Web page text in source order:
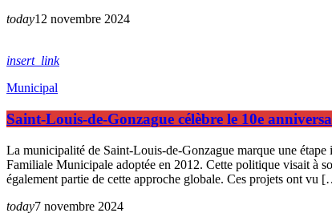
today12 novembre 2024
insert_link
Municipal
Saint-Louis-de-Gonzague célèbre le 10e
La municipalité de Saint-Louis-de-Gonzague marque une
Familiale Municipale adoptée en 2012. Cette politique visait à
également partie de cette approche globale. Ces projets ont vu
today7 novembre 2024